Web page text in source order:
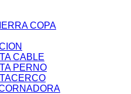
COPA
CABLE
PERNO